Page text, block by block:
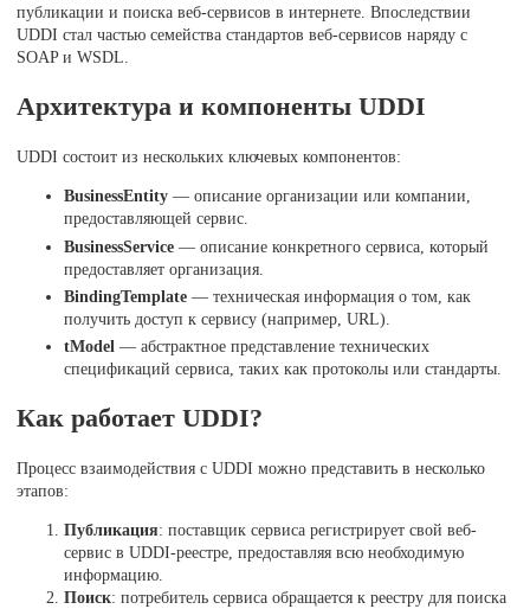
публикации и поиска веб-сервисов в интернете. Впоследствии
UDDI стал частью семейства стандартов веб-сервисов наряду с
SOAP и WSDL.
Архитектура и компоненты UDDI
UDDI состоит из нескольких ключевых компонентов:
BusinessEntity — описание организации или компании,
предоставляющей сервис.
BusinessService — описание конкретного сервиса, который
предоставляет организация.
BindingTemplate — техническая информация о том, как
получить доступ к сервису (например, URL).
tModel — абстрактное представление технических
спецификаций сервиса, таких как протоколы или стандарты.
Как работает UDDI?
Процесс взаимодействия с UDDI можно представить в несколько
этапов:
Публикация: поставщик сервиса регистрирует свой веб-
сервис в UDDI-реестре, предоставляя всю необходимую
информацию.
Поиск: потребитель сервиса обращается к реестру для поиска